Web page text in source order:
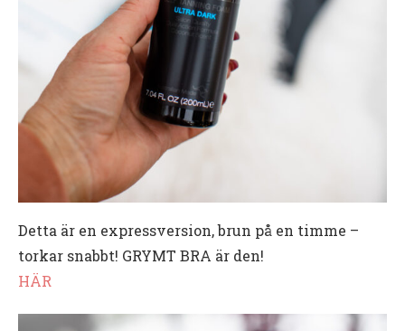
Detta är en expressversion, brun på en timme –
torkar snabbt! GRYMT BRA är den!
HÄR